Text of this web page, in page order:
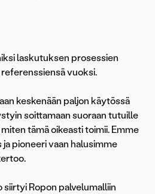
laskutuksen prosessien
vuoksi.
keskenään paljon käytössä
soittamaan suoraan tutuille
tämä oikeasti toimii. Emme
pioneeri vaan halusimme
siirtyi Ropon palvelumalliin